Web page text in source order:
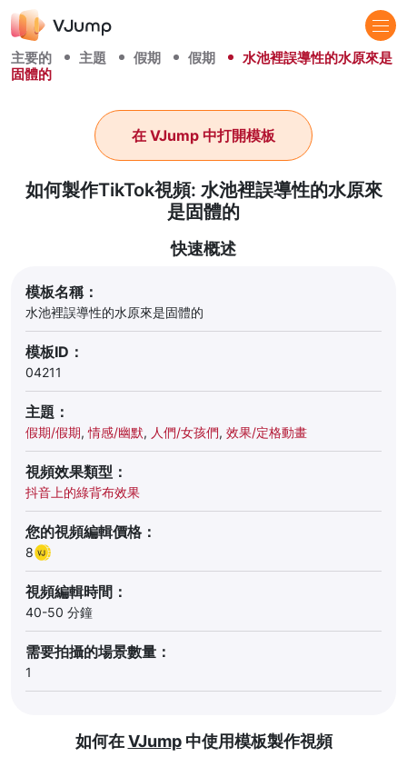
主要的 主題 假期 假期
水池裡誤導性的水原來是
固體的
如何製作TikTok視頻: 水池裡誤導性的水原來
是固體的
在 VJump 中打開模板
快速概述
模板名稱：
水池裡誤導性的水原來是固體的
模板ID：
04211
主題：
假期/假期,情感/幽默, 人們/女孩們, 效果/定格動畫
視頻效果類型：
抖音上的綠背布效果
您的視頻編輯價格：
8
視頻編輯時間：
40-50 分鐘
需要拍攝的場景數量：
1
如何在VJump中使用模板製作視頻